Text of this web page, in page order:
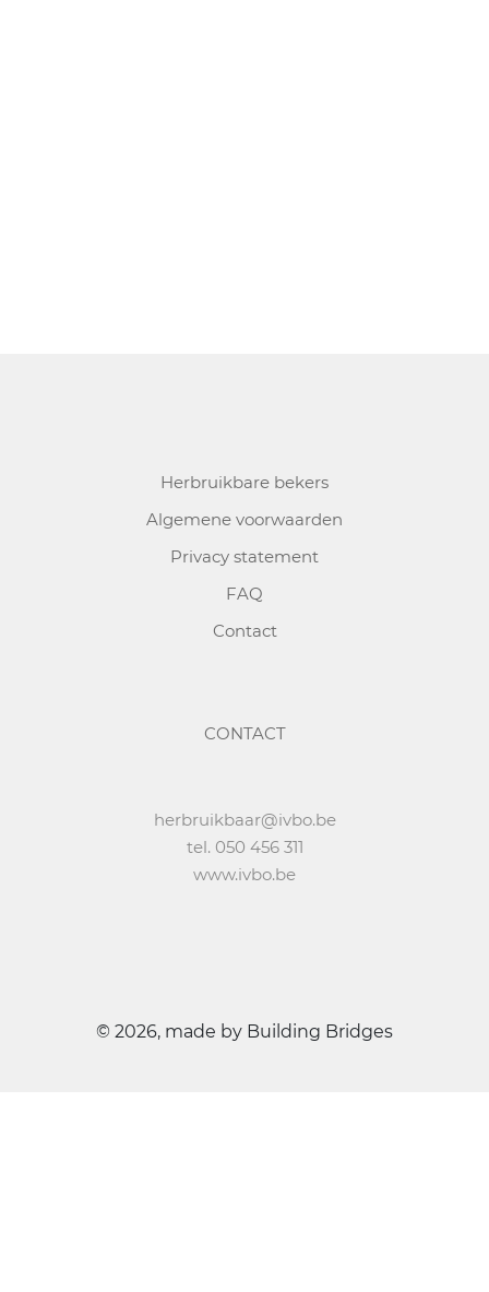
Herbruikbare bekers
Algemene voorwaarden
Privacy statement
FAQ
Contact
CONTACT
herbruikbaar@ivbo.be
tel. 050 456 311
www.ivbo.be
© 2026, made by Building Bridges